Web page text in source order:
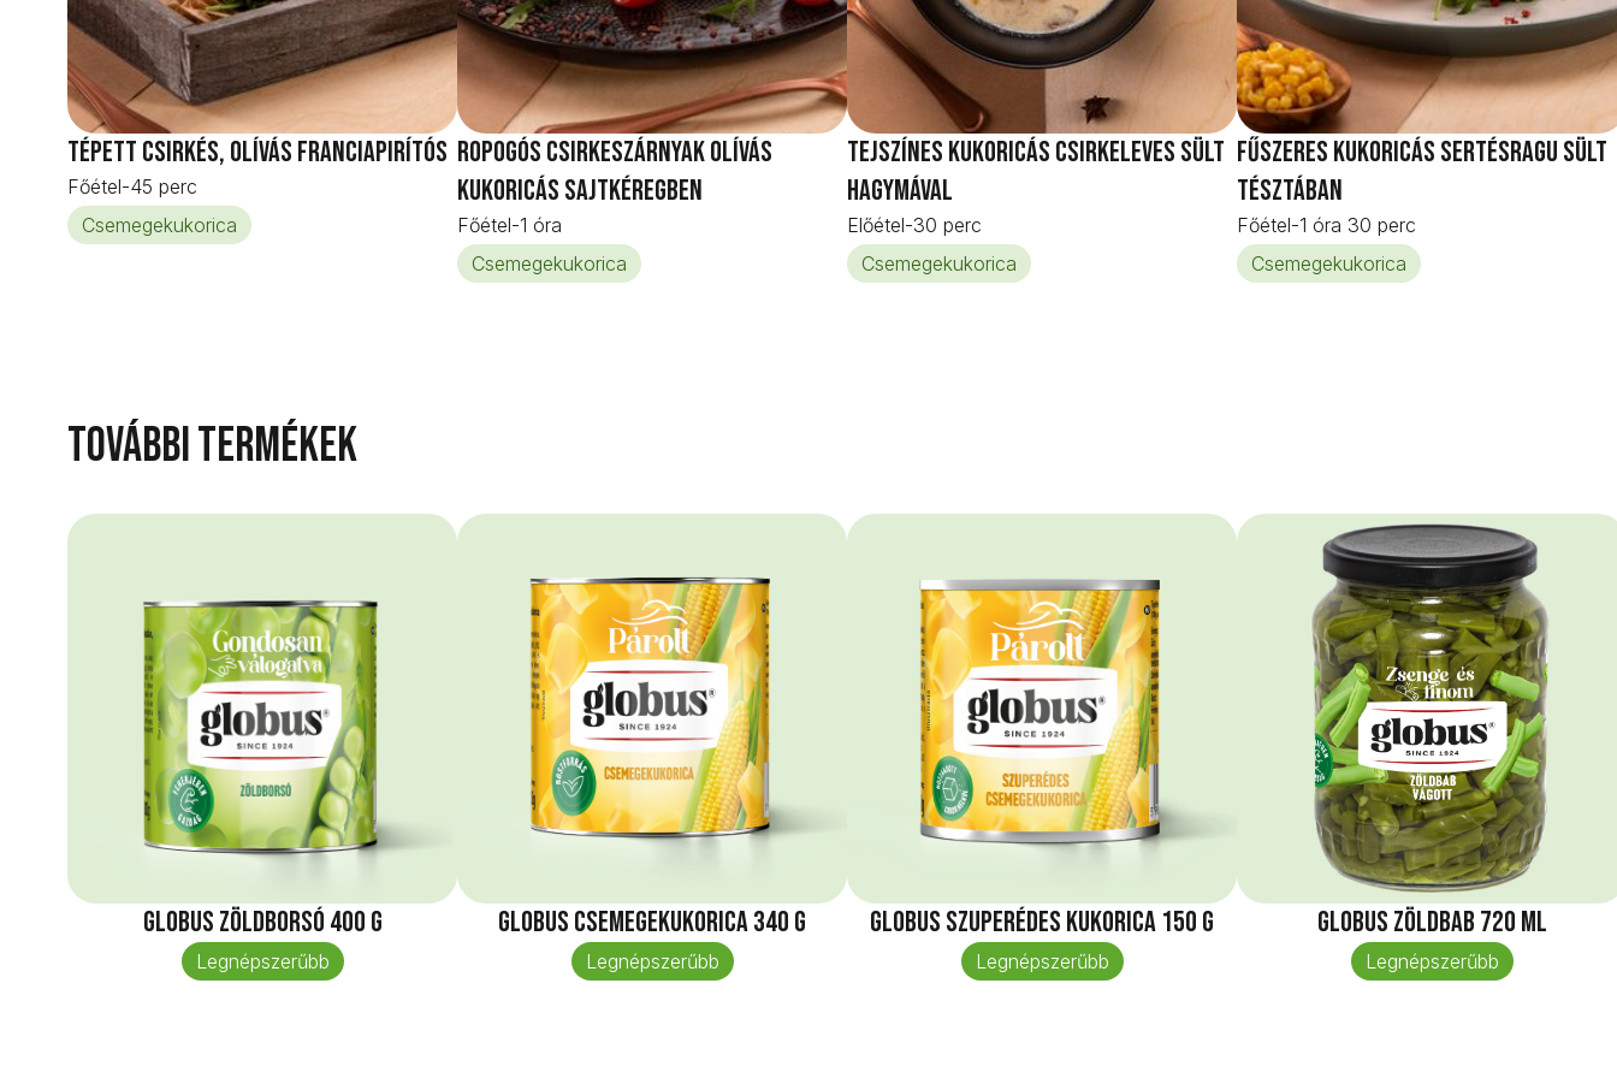
Tépett csirkés, olívás franciapirítós
Főétel-45 perc
Csemegekukorica
Ropogós csirkeszárnyak olívás
kukoricás sajtkéregben
Főétel-1 óra
Csemegekukorica
Tejszínes kukoricás csirkeleves sült
hagymával
Előétel-30 perc
Csemegekukorica
Fűszeres kukoricás sertésragu sült
tésztában
Főétel-1 óra 30 perc
Csemegekukorica
További termékek
Globus Zöldborsó 400 g
Legnépszerűbb
Globus Csemegekukorica 340 g
Legnépszerűbb
Globus Szuperédes kukorica 150 g
Legnépszerűbb
Globus Zöldbab 720 ml
Legnépszerűbb